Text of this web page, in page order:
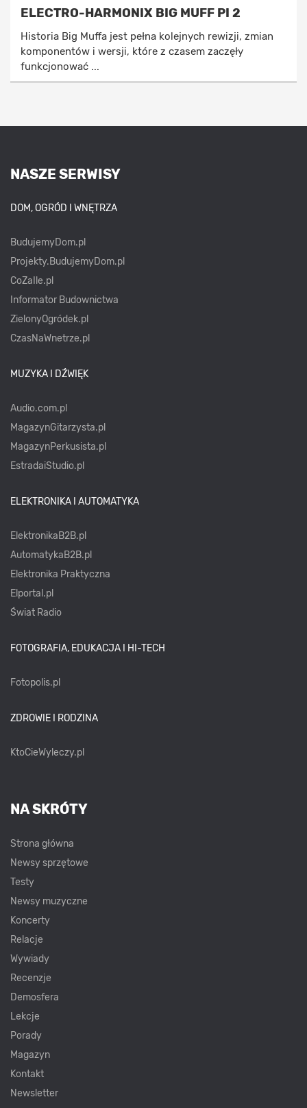
ELECTRO-HARMONIX BIG MUFF PI 2
Historia Big Muffa jest pełna kolejnych rewizji, zmian
komponentów i wersji, które z czasem zaczęły
funkcjonować ...
NASZE SERWISY
DOM, OGRÓD I WNĘTRZA
BudujemyDom.pl
Projekty.BudujemyDom.pl
CoZaIle.pl
Informator Budownictwa
ZielonyOgródek.pl
CzasNaWnetrze.pl
MUZYKA I DŹWIĘK
Audio.com.pl
MagazynGitarzysta.pl
MagazynPerkusista.pl
EstradaiStudio.pl
ELEKTRONIKA I AUTOMATYKA
ElektronikaB2B.pl
AutomatykaB2B.pl
Elektronika Praktyczna
Elportal.pl
Świat Radio
FOTOGRAFIA, EDUKACJA I HI-TECH
Fotopolis.pl
ZDROWIE I RODZINA
KtoCieWyleczy.pl
NA SKRÓTY
Strona główna
Newsy sprzętowe
Testy
Newsy muzyczne
Koncerty
Relacje
Wywiady
Recenzje
Demosfera
Lekcje
Porady
Magazyn
Kontakt
Newsletter